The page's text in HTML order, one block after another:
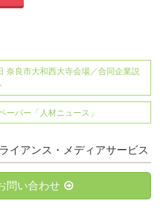
奈良市大和西大寺会場／合同企業説
ーパー「人材ニュース」
イアンス・メディアサービス
問い合わせ